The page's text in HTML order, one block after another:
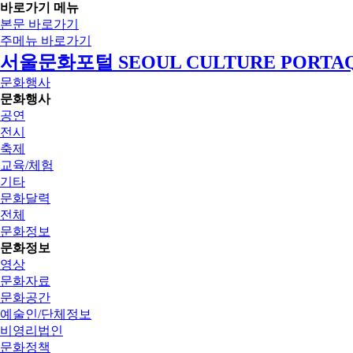
바로가기 메뉴
본문 바로가기
주메뉴 바로가기
서울문화포털 SEOUL CULTURE
문화행사
문화행사
공연
전시
축제
교육/체험
기타
문화달력
전체
문화정보
문화정보
영상
문화자료
문화공간
예술인/단체정보
비영리법인
문화정책